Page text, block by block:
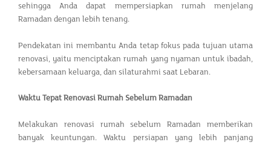
sehingga Anda dapat mempersiapkan rumah menjelang
Ramadan dengan lebih tenang.
Pendekatan ini membantu Anda tetap fokus pada tujuan utama
renovasi, yaitu menciptakan rumah yang nyaman untuk ibadah,
kebersamaan keluarga, dan silaturahmi saat Lebaran.
Waktu Tepat Renovasi Rumah Sebelum Ramadan
Melakukan renovasi rumah sebelum Ramadan memberikan
banyak keuntungan. Waktu persiapan yang lebih panjang